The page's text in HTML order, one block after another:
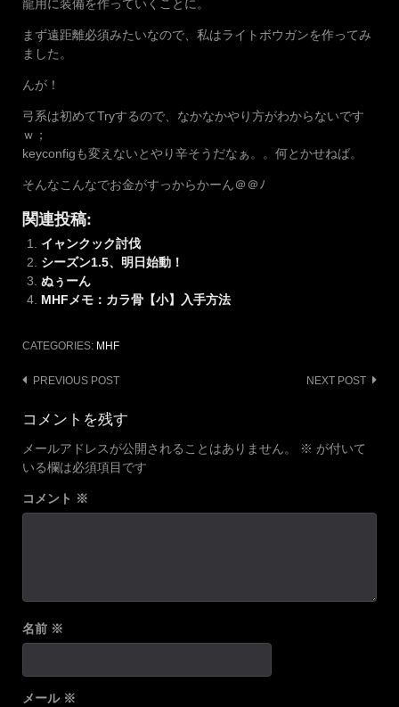
龍用に装備を作っていくことに。
まず遠距離必須みたいなので、私はライトボウガンを作ってみ
ました。
んが！
弓系は初めてTryするので、なかなかやり方がわからないです
ｗ；
keyconfigも変えないとやり辛そうだなぁ。。何とかせねば。
そんなこんなでお金がすっからかーん＠＠ﾉ
関連投稿:
イャンクック討伐
シーズン1.5、明日始動！
ぬぅーん
MHFメモ：カラ骨【小】入手方法
CATEGORIES: MHF
Post
navigation
PREVIOUS POST NEXT POST
コメントを残す
メールアドレスが公開されることはありません。 ※ が付いて
いる欄は必須項目です
コメント ※
名前 ※
メール ※